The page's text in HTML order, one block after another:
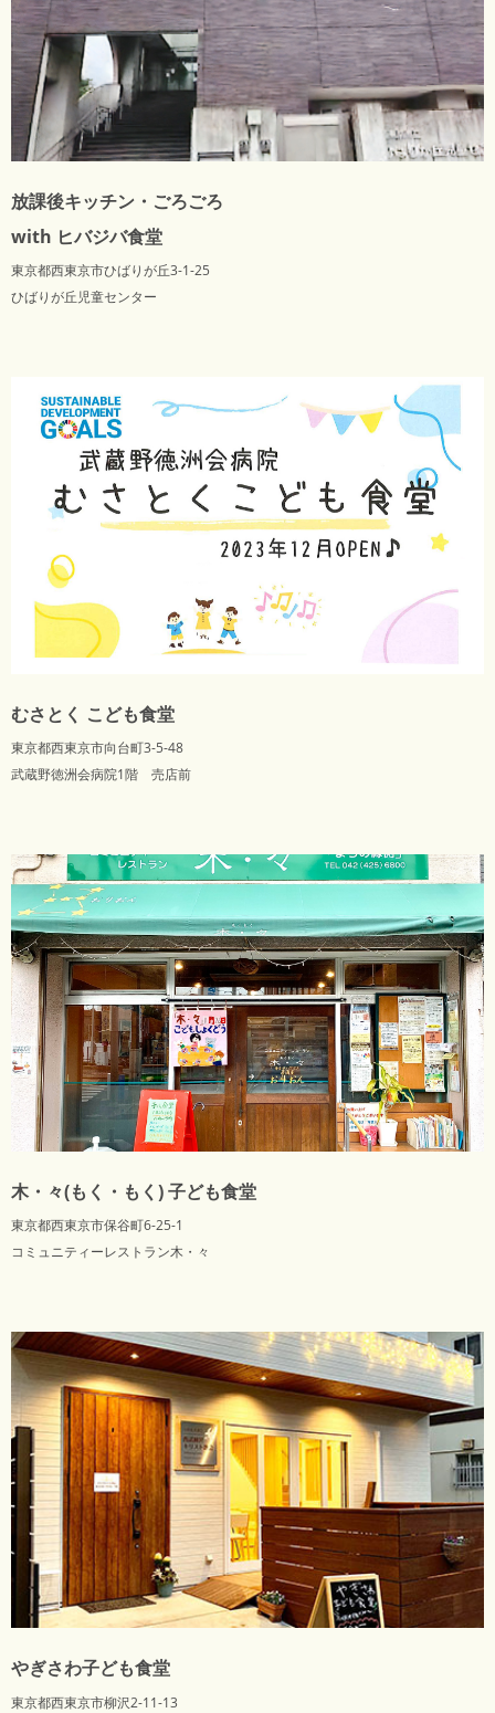
放課後キッチン・ごろごろ
with ヒバジバ食堂
東京都西東京市ひばりが丘3-1-25
ひばりが丘児童センター
むさとく こども食堂
東京都西東京市向台町3-5-48
武蔵野徳洲会病院1階 売店前
木・々(もく・もく) 子ども食堂
東京都西東京市保谷町6-25-1
コミュニティーレストラン木・々
やぎさわ子ども食堂
東京都西東京市柳沢2-11-13